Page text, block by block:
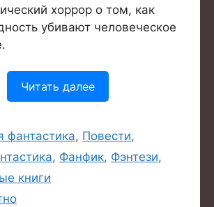
хоррор о том, как
убивают человеческое
Читать далее
фантастика, Повести,
, Фанфик, Фэнтези,
книги